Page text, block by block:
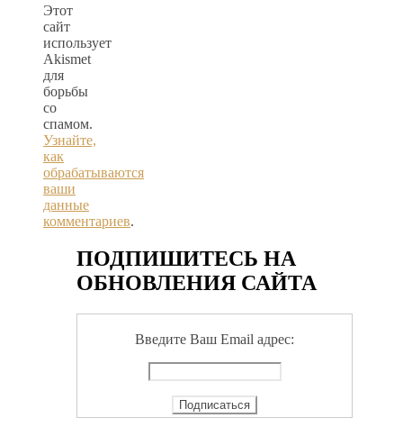
Этот
сайт
использует
Akismet
для
борьбы
со
спамом.
Узнайте,
как
обрабатываются
ваши
данные
комментариев.
ПОДПИШИТЕСЬ НА
ОБНОВЛЕНИЯ САЙТА
Введите Ваш Email адрес: